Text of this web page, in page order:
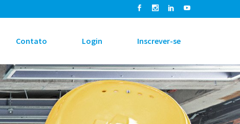
Contato Login Inscrever-se